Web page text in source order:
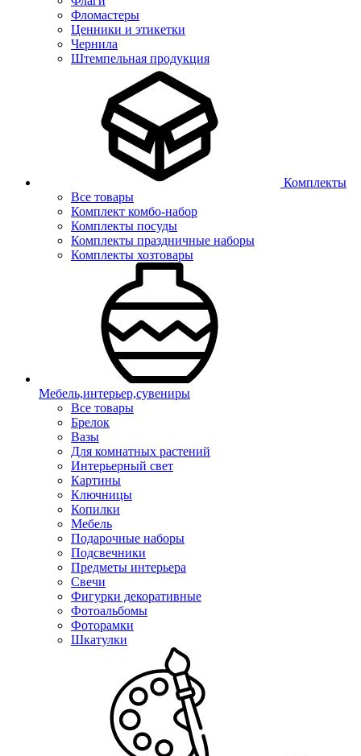
Фломастеры
Ценники и этикетки
Чернила
Штемпельная продукция
Комплекты
Все товары
Комплект комбо-набор
Комплекты посуды
Комплекты праздничные наборы
Комплекты хозтовары
Мебель,интерьер,сувениры
Все товары
Брелок
Вазы
Для комнатных растений
Интерьерный свет
Картины
Ключницы
Копилки
Мебель
Подарочные наборы
Подсвечники
Предметы интерьера
Свечи
Фигурки декоративные
Фотоальбомы
Фоторамки
Шкатулки